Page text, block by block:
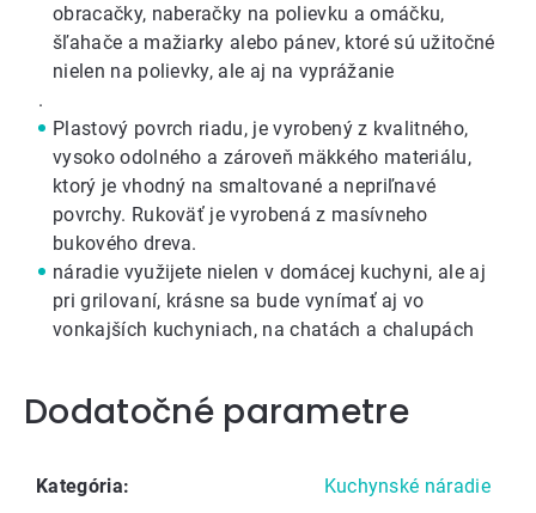
obracačky, naberačky na polievku a omáčku,
šľahače a mažiarky alebo pánev, ktoré sú užitočné
nielen na polievky, ale aj na vyprážanie
.
Plastový povrch riadu, je vyrobený z kvalitného,
vysoko odolného a zároveň mäkkého materiálu,
ktorý je vhodný na smaltované a nepriľnavé
povrchy. Rukoväť je vyrobená z masívneho
bukového dreva.
náradie využijete nielen v domácej kuchyni, ale aj
pri grilovaní, krásne sa bude vynímať aj vo
vonkajších kuchyniach, na chatách a chalupách
Dodatočné parametre
Kategória: Kuchynské náradie